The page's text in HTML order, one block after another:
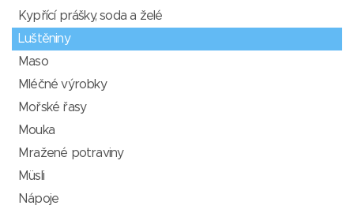
Kypřící prášky, soda a želé
Luštěniny
Maso
Mléčné výrobky
Mořské řasy
Mouka
Mražené potraviny
Müsli
Nápoje